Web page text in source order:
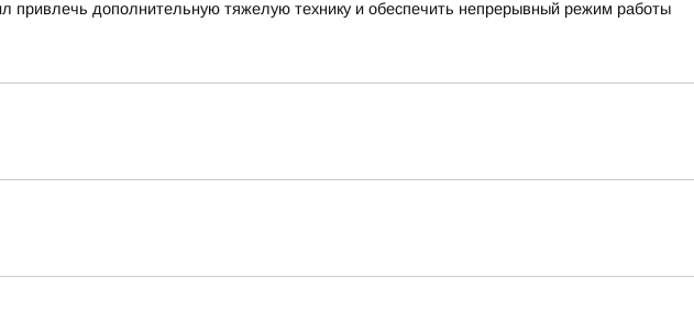
привлечь дополнительную тяжелую технику и обеспечить непрерывный режим работы